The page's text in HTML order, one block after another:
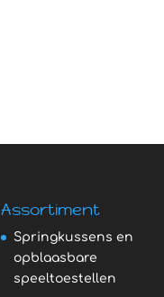
Assortiment
Springkussens en
opblaasbare
speeltoestellen